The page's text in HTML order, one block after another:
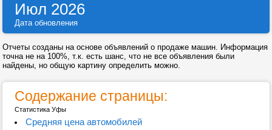
Июл 2026
Дата обновления
Отчеты созданы на основе объявлений о продаже машин. Информация
точна не на 100%, т.к. есть шанс, что не все объявления были
найдены, но общую картину определить можно.
Содержание страницы:
Статистика Уфы
Средняя цена автомобилей